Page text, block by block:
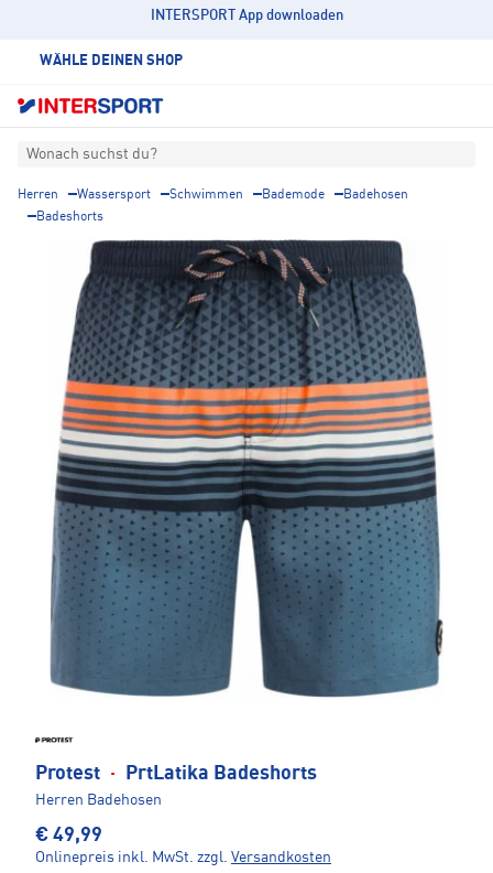
INTERSPORT App downloaden
WÄHLE DEINEN SHOP
Wonach suchst du?
Herren Wassersport Schwimmen Bademode
Badehosen
Badeshorts
Protest · PrtLatika Badeshorts
Herren Badehosen
€ 49,99
Onlinepreis inkl. MwSt. zzgl. Versandkosten